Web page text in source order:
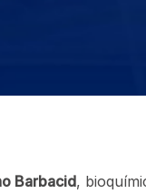
Barbacid,